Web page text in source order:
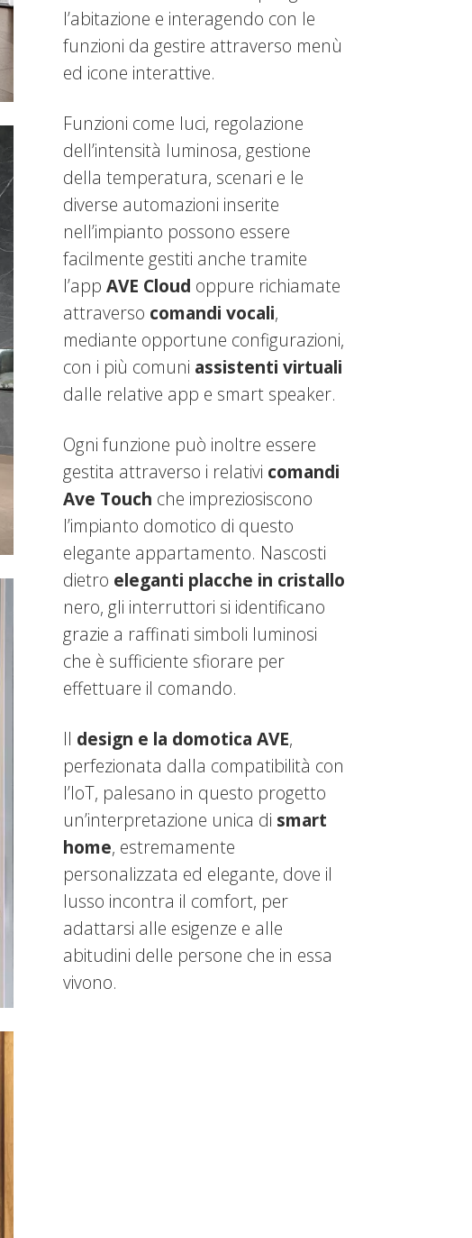
l’abitazione e interagendo con le
funzioni da gestire attraverso menù
ed icone interattive.
Funzioni come luci, regolazione
dell’intensità luminosa, gestione
della temperatura, scenari e le
diverse automazioni inserite
nell’impianto possono essere
facilmente gestiti anche tramite
l’appAVE Cloud oppure richiamate
attraverso comandi vocali,
mediante opportune configurazioni,
con i più comuni assistenti virtuali
dalle relative app e smart speaker.
Ogni funzione può inoltre essere
gestita attraverso i relativi comandi
Ave Touch che impreziosiscono
l’impianto domotico di questo
elegante appartamento. Nascosti
dietro eleganti placche in cristallo
nero, gli interruttori si identificano
grazie a raffinati simboli luminosi
che è sufficiente sfiorare per
effettuare il comando.
Il design e la domotica AVE,
perfezionata dalla compatibilità con
l’IoT, palesano in questo progetto
un’interpretazione unica di smart
home, estremamente
personalizzata ed elegante, dove il
lusso incontra il comfort, per
adattarsi alle esigenze e alle
abitudini delle persone che in essa
vivono.